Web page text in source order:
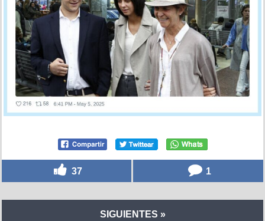
37 1
SIGUIENTES »